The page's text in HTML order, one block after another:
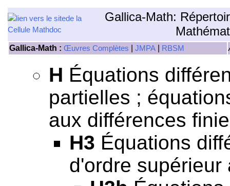
Gallica-Math:
Gallica-Math : Œuvres Complètes JMPA RBSM
H Équations
partielles ;
aux différences
H3 Équations
d'ordre